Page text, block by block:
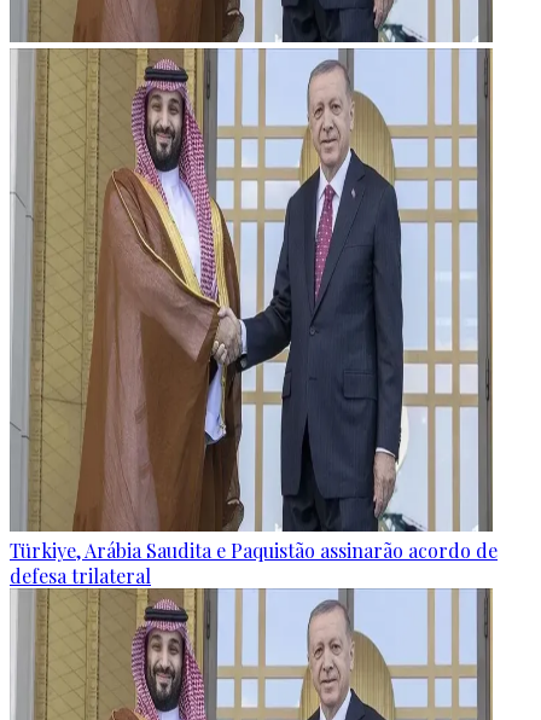
Türkiye, Arábia Saudita e Paquistão assinarão acordo de
defesa trilateral